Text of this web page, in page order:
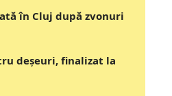
în Cluj după zvonuri
deșeuri, finalizat la